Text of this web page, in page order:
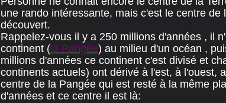
une rando intéressante, mais c'est le centre de
découvert.
Rappelez-vous il y a 250 millions d'années , il
continent ( la Pangée) au milieu d'un océan ,
millions d'années ce continent c'est divisé et
continents actuels) ont dérivé à l'est, à l'ouest,
centre de la Pangée qui est resté à la même
d'années et ce centre il est là: